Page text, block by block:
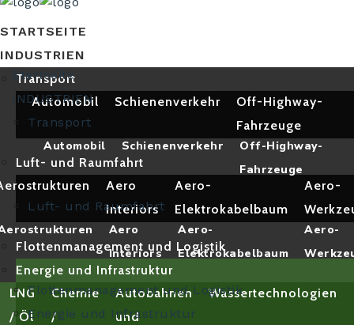
STARTSEITE
INDUSTRIEN
Transport
Automobil
Schienenverkehr
Off-Highway-
Fahrzeuge
Luft- und Raumfahrt
Aero
Interiors
Aero-
Elektrokabelbaum
Aero-
Flottenmanagement und Logistik
Energie und Infrastruktur
LNG
/ Öl
Chemie
/
Autobahnen
und
Wassertechnologien
Startseite
INDUSTRIEN
Transport
Automobil
Schienenverkehr
Off-Highway-
Fahrzeuge
Luft- und Raumfahrt
Aero
Interiors
Aero-
Elektrokabelbaum
Aero-
Flottenmanagement und Logistik
Energie und Infrastruktur